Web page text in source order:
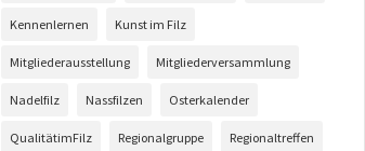
Kennenlernen Kunst im Filz
Mitgliederausstellung Mitgliederversammlung
Nadelfilz Nassfilzen Osterkalender
QualitätimFilz Regionalgruppe Regionaltreffen